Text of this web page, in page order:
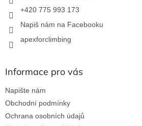
+420 775 993 173
Napiš nám na Facebooku
apexforclimbing
Informace pro vás
Napište nám
Obchodní podmínky
Ochrana osobních údajů